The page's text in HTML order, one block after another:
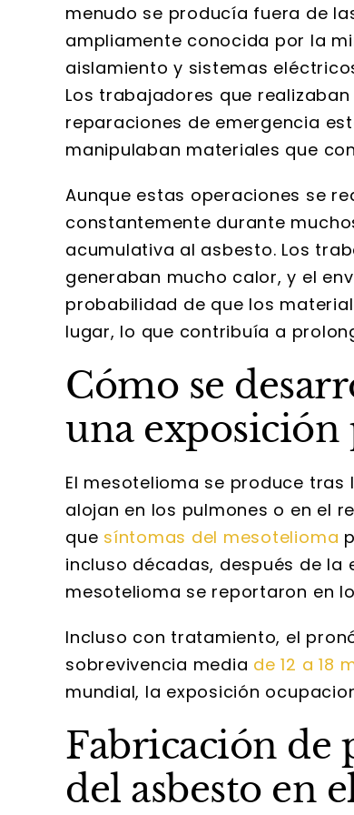
menudo se producía fuera de
ampliamente conocida por la
aislamiento y sistemas
Los trabajadores que
reparaciones de emergencia
manipulaban materiales que
Aunque estas operaciones se
constantemente durante
acumulativa al asbesto. Los
generaban mucho calor, y el
probabilidad de que los
lugar, lo que contribuía a
Cómo se
una exposición
El mesotelioma se produce
alojan en los pulmones o en el
que síntomas del mesotelioma
incluso décadas, después de la
mesotelioma se reportaron en
Incluso con tratamiento, el
sobrevivencia media de 12 a 18
mundial, la exposición
Fabricación de
del asbesto en